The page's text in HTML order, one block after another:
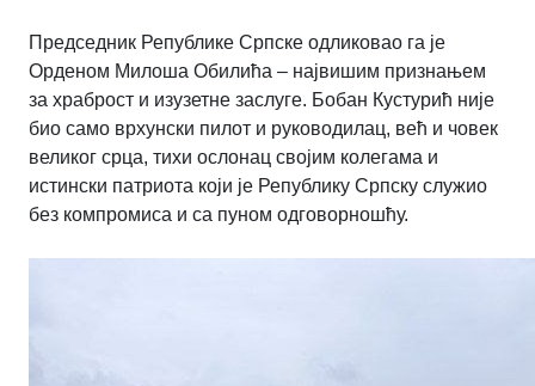
Председник Републике Српске одликовао га је
Орденом Милоша Обилића – највишим признањем
за храброст и изузетне заслуге. Бобан Кустурић није
био само врхунски пилот и руководилац, већ и човек
великог срца, тихи ослонац својим колегама и
истински патриота који је Републику Српску служио
без компромиса и са пуном одговорношћу.